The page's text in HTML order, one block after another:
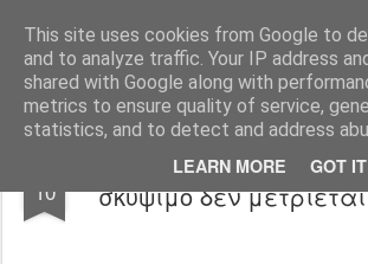
This site uses cookies from Google to
and to analyze traffic. Your IP address
shared with Google along with
metrics to ensure quality of service,
statistics, and to detect and address
LEARN MORE GOT IT
"Ερασιτέχνες Άνθρωποι"
Blog Info DreamCity Φιλικά Sites
10
Η Κοκκινοσκουφίτσα
σκύψιμο δεν